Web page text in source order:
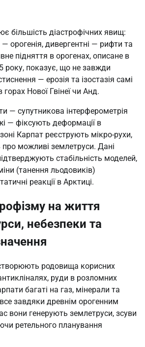
більшість діастрофічних явищ:
— орогенія, дивергентні — рифти та
підняття в орогенах, описане в
року, показує, що не завжди
— ерозія та ізостазія самі
горах Нової Гвінеї чи Анд.
— супутникова інтерферометрія
— фіксують деформації в
Карпат реєструють мікро-рухи,
можливі землетруси. Дані
стабільність моделей,
(танення льодовиків)
реакції в Арктиці.
на життя
небезпеки та
родовища корисних
руди в розломних
багаті на газ, мінерали та
завдяки древнім орогенним
вони генерують землетруси, зсуви
ретельного планування